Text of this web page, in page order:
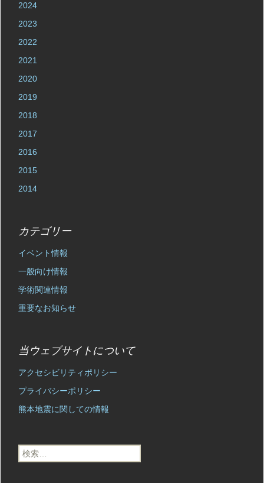
2024
2023
2022
2021
2020
2019
2018
2017
2016
2015
2014
カテゴリー
イベント情報
一般向け情報
学術関連情報
重要なお知らせ
当ウェブサイトについて
アクセシビリティポリシー
プライバシーポリシー
熊本地震に関しての情報
検
索: